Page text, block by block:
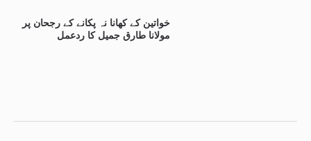
خواتین کے کھانا نہ پکانے کے رجحان پر
مولانا طارق جمیل کا ردعمل